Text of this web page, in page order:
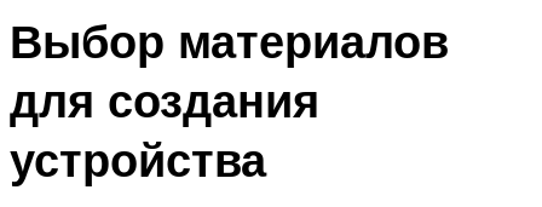
Выбор материалов
для создания
устройства